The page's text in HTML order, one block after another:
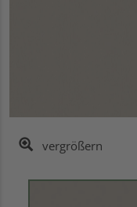
vergrößern